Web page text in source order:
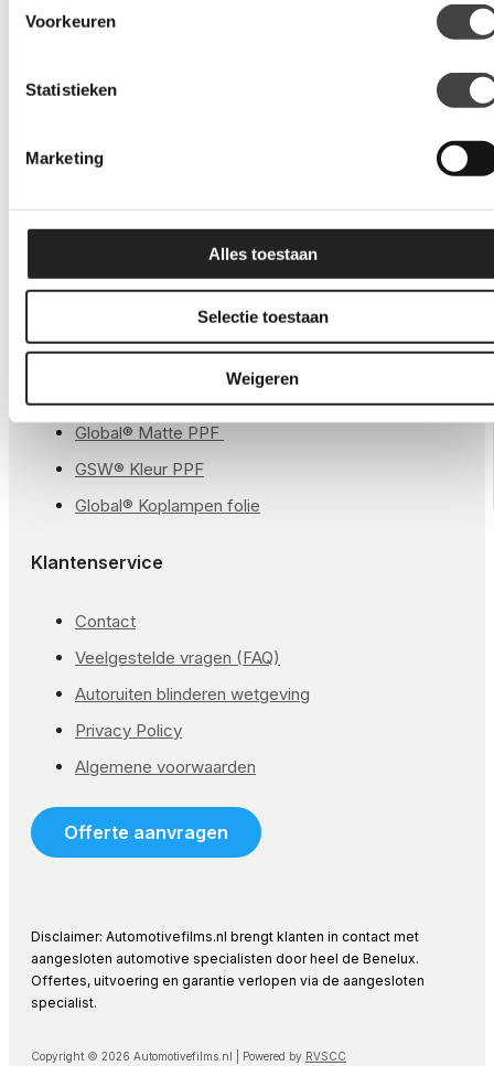
Voorkeuren
Statistieken
Marketing
Alles toestaan
Selectie toestaan
Weigeren
Alle vestigingen
Global® Nano Ceramic Black
GSW® Chameleon
Veiligheid & Bescherming
GSW® Satin PPF
Global® Matte PPF
GSW® Kleur PPF
Global® Koplampen folie
Klantenservice
Contact
Veelgestelde vragen (FAQ)
Autoruiten blinderen wetgeving
Privacy Policy
Algemene voorwaarden
Offerte aanvragen
Disclaimer: Automotivefilms.nl brengt klanten in contact met
aangesloten automotive specialisten door heel de Benelux.
Offertes, uitvoering en garantie verlopen via de aangesloten
specialist.
Copyright © 2026 Automotivefilms.nl | Powered by RVSCC